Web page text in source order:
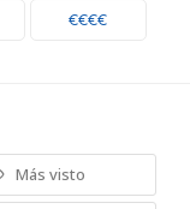
€€€€
Más visto